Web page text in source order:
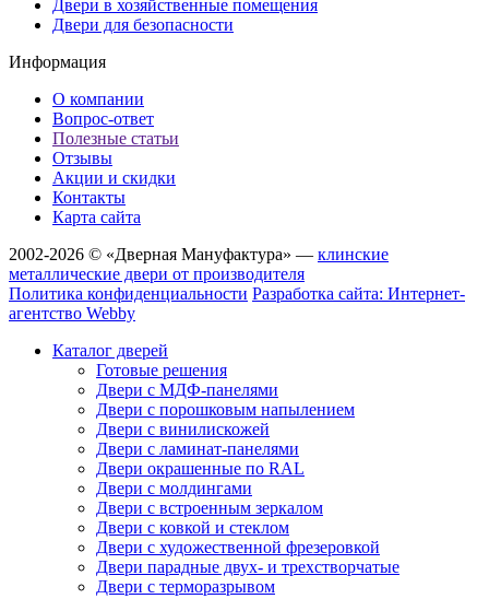
Двери в хозяйственные помещения
Двери для безопасности
Информация
О компании
Вопрос-ответ
Полезные статьи
Отзывы
Акции и скидки
Контакты
Карта сайта
2002-2026 © «Дверная Мануфактура» — клинские
металлические двери от производителя
Политика конфиденциальности Разработка сайта: Интернет-
агентство Webby
Каталог дверей
Готовые решения
Двери с МДФ-панелями
Двери с порошковым напылением
Двери с винилискожей
Двери с ламинат-панелями
Двери окрашенные по RAL
Двери с молдингами
Двери с встроенным зеркалом
Двери с ковкой и стеклом
Двери с художественной фрезеровкой
Двери парадные двух- и трехстворчатые
Двери с терморазрывом